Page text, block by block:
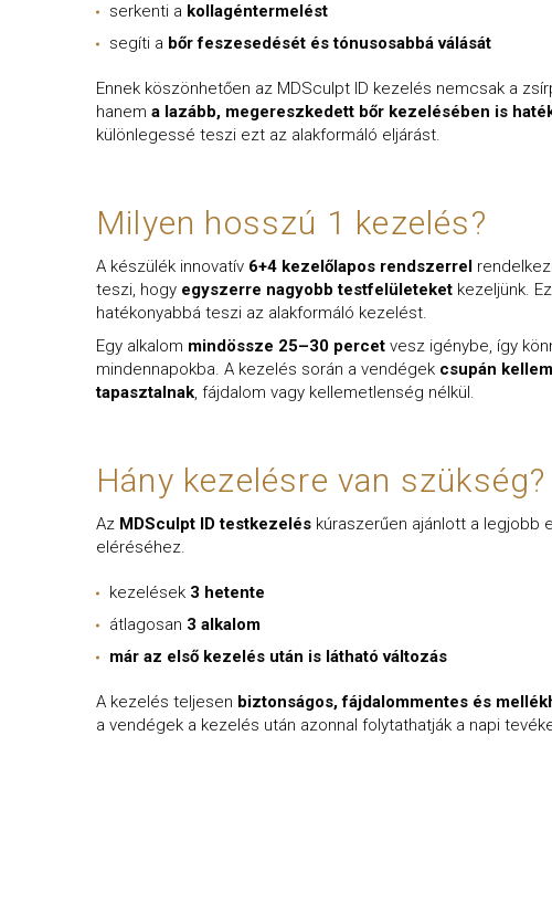
serkenti a kollagéntermelést
segíti a bőr feszesedését és tónusosabbá válását
Ennek köszönhetően az MDSculpt ID kezelés nemcsak a
hanem a lazább, megereszkedett bőr kezelésében is
különlegessé teszi ezt az alakformáló eljárást.
Milyen hosszú 1 kezelés?
A készülék innovatív 6+4 kezelőlapos rendszerrel
teszi, hogy egyszerre nagyobb testfelületeket kezeljünk.
hatékonyabbá teszi az alakformáló kezelést.
Egy alkalom mindössze 25–30 percet vesz igénybe, így
mindennapokba. A kezelés során a vendégek csupán
tapasztalnak, fájdalom vagy kellemetlenség nélkül.
Hány kezelésre van szükség?
Az MDSculpt ID testkezelés kúraszerűen ajánlott a legjobb
eléréséhez.
kezelések 3 hetente
átlagosan 3 alkalom
már az első kezelés után is látható változás
A kezelés teljesen biztonságos, fájdalommentes és
a vendégek a kezelés után azonnal folytathatják a napi